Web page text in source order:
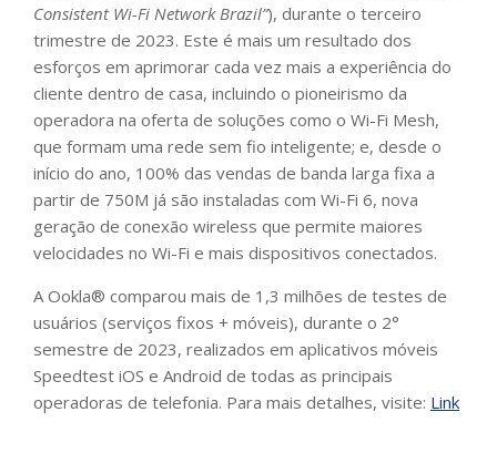
Consistent Wi-Fi Network Brazil”), durante o terceiro
trimestre de 2023. Este é mais um resultado dos
esforços em aprimorar cada vez mais a experiência do
cliente dentro de casa, incluindo o pioneirismo da
operadora na oferta de soluções como o Wi-Fi Mesh,
que formam uma rede sem fio inteligente; e, desde o
início do ano, 100% das vendas de banda larga fixa a
partir de 750M já são instaladas com Wi-Fi 6, nova
geração de conexão wireless que permite maiores
velocidades no Wi-Fi e mais dispositivos conectados.
A Ookla® comparou mais de 1,3 milhões de testes de
usuários (serviços fixos + móveis), durante o 2°
semestre de 2023, realizados em aplicativos móveis
Speedtest iOS e Android de todas as principais
operadoras de telefonia. Para mais detalhes, visite: Link